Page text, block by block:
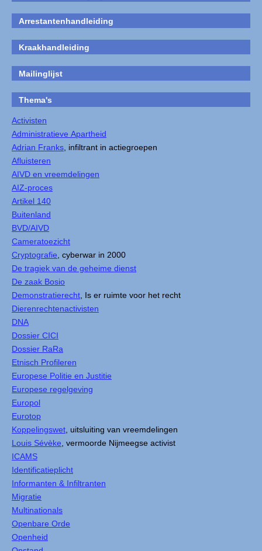
Arrestantenhandleiding
Kraakhandleiding
Mailinglijst
Thema's
Activisten
Administratieve Apartheid
Adrian Franks , infiltrant in actiegroepen
Afluisteren
AIVD en vreemdelingen
AIZ-proces
Artikel 140
Buitenland
BVD/AIVD
Cameratoezicht
Cryptografie , cyberwar in 2000
De tragiek van de geheime dienst
De zaak Bosio
Demonstratierecht , Is er ruimte voor het recht
Dierenrechtenactivisten
DNA
Dossier CICI
Dossier RaRa
Etnisch Profileren
Europese Politie en Justitie
Europese regelgeving
Europol
Eurotop
Koppelingswet , uitsluiting van vreemdelingen
Louis Sévèke , vermoorde Nijmeegse activist
ICAMS
Identificatieplicht
Informanten & Infiltranten
Migratie
Multinationals
Openbare Orde
Openheid